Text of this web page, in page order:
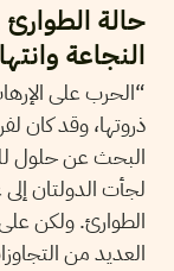
حالة
النجاعة
“الحرب على
ذروتها، وقد
لجأت الدولتان إلى
الطوارئ. ولكن
العديد من